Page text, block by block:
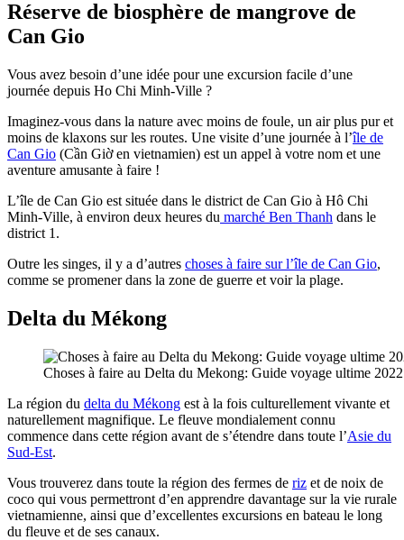
Réserve de biosphère de mangrove de
Can Gio
Vous avez besoin d’une idée pour une excursion facile d’une
journée depuis Ho Chi Minh-Ville ?
Imaginez-vous dans la nature avec moins de foule, un air plus pur et
moins de klaxons sur les routes. Une visite d’une journée à l’île de
Can Gio (Cần Giờ en vietnamien) est un appel à votre nom et une
aventure amusante à faire !
L’île de Can Gio est située dans le district de Can Gio à Hô Chi
Minh-Ville, à environ deux heures du marché Ben Thanh dans le
district 1.
Outre les singes, il y a d’autres choses à faire sur l’île de Can Gio,
comme se promener dans la zone de guerre et voir la plage.
Delta du Mékong
Choses à faire au Delta du Mekong: Guide voyage ultime 2022
La région du delta du Mékong est à la fois culturellement vivante et
naturellement magnifique. Le fleuve mondialement connu
commence dans cette région avant de s’étendre dans toute l’Asie du
Sud-Est.
Vous trouverez dans toute la région des fermes de riz et de noix de
coco qui vous permettront d’en apprendre davantage sur la vie rurale
vietnamienne, ainsi que d’excellentes excursions en bateau le long
du fleuve et de ses canaux.